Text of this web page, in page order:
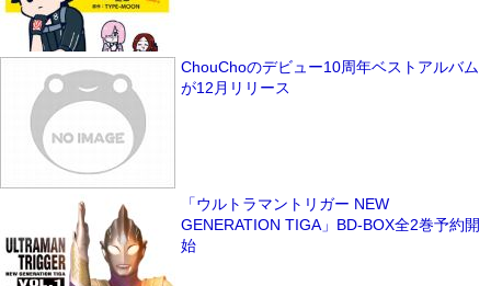
ChouChoのデビュー10周年ベストアルバム
が12月リリース
「ウルトラマントリガー NEW
GENERATION TIGA」BD-BOX全2巻予約開
始